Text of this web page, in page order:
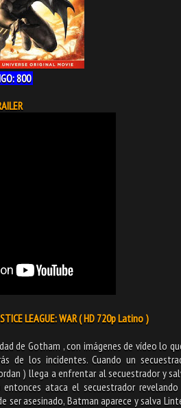
800
LEAGUE: WAR ( HD 720p Latino )
de Gotham , con imágenes de vídeo lo
de los incidentes. Cuando un
) llega a enfrentar al secuestrador y
ataca el secuestrador
asesinado, Batman aparece y salva